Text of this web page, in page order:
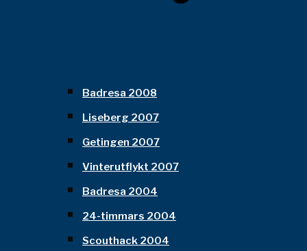
Badresa 2008
Liseberg 2007
Getingen 2007
Vinterutflykt 2007
Badresa 2004
24-timmars 2004
Scouthack 2004